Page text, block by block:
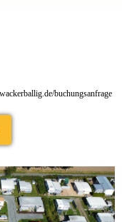
buchungsanfrage